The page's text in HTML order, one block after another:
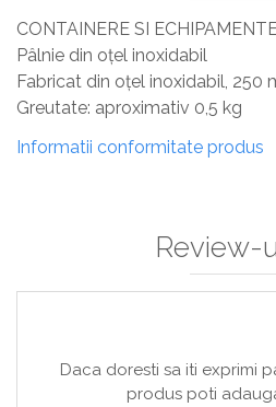
CONTAINERE SI
Pâlnie din oțel inoxidabil
Fabricat din oțel inoxidabil, 250
Greutate: aproximativ 0,5 kg
Informatii conformitate produs
Review-
Daca doresti sa iti exprimi
produs poti